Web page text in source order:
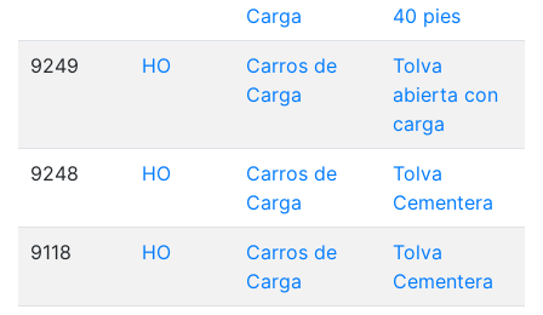
Carga
40 pies
9249 HO
Carros de
Carga
Tolva
abierta con
carga
9248 HO
Carros de
Carga
Tolva
Cementera
9118 HO
Carros de
Carga
Tolva
Cementera